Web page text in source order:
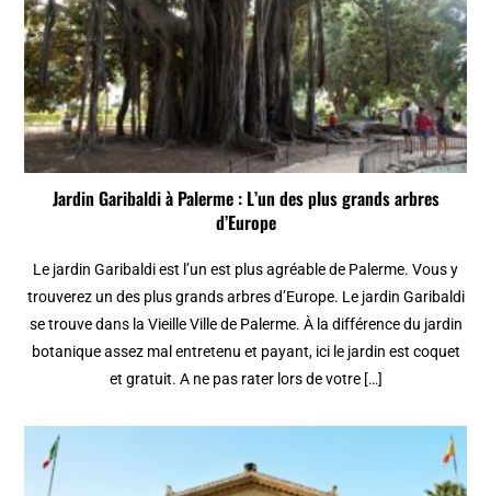
Jardin Garibaldi à Palerme : L’un des plus grands arbres
d’Europe
Le jardin Garibaldi est l’un est plus agréable de Palerme. Vous y
trouverez un des plus grands arbres d’Europe. Le jardin Garibaldi
se trouve dans la Vieille Ville de Palerme. À la différence du jardin
botanique assez mal entretenu et payant, ici le jardin est coquet
et gratuit. A ne pas rater lors de votre […]